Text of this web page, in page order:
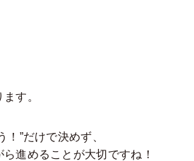
す。
！”だけで決めず、
進めることが大切ですね！